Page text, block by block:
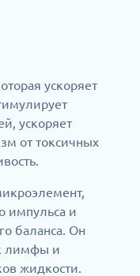
ускоряет
ускоряет
от токсичных
импульса и
баланса. Он
лимфы и
жидкости.